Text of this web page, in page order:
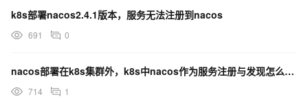
k8s部署nacos2.4.1版本，服务无法注册到nacos
691 0
nacos部署在k8s集群外，k8s中nacos作为服务注册与发现怎么用istio对服务间调用流控？
714 1